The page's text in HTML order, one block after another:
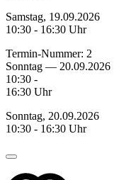
Samstag, 19.09.2026
10:30 - 16:30 Uhr
Termin-Nummer: 2
Sonntag — 20.09.2026
10:30 -
16:30 Uhr
Sonntag, 20.09.2026
10:30 - 16:30 Uhr